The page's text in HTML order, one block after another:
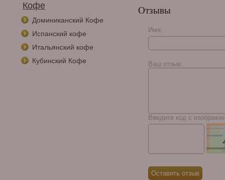
Кофе
Доминиканский Кофе
Испанский кофе
Итальянский кофе
Кубинский Кофе
Zino Platinum Scepter
Chubby Tubos
Отзывы
Имя:
Ваш отзыв:
Введите код с